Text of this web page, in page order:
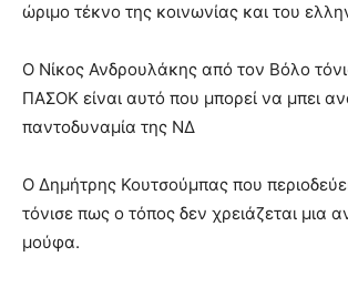
ώριμο τέκνο της κοινωνίας και του
Ο Νίκος Ανδρουλάκης από τον Βόλο
ΠΑΣΟΚ είναι αυτό που μπορεί να μπει
παντοδυναμία της ΝΔ
Ο Δημήτρης Κουτσούμπας που
τόνισε πως ο τόπος δεν χρειάζεται μια
μούφα.